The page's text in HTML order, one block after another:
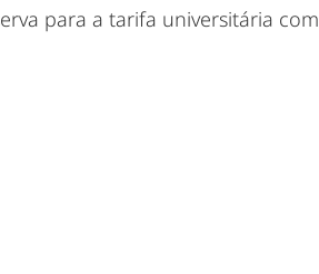
para a tarifa universitária com